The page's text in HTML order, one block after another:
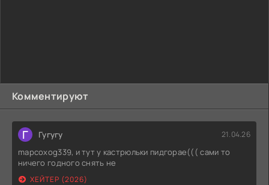
Комментируют
Г Гугугу 21.04.26
mapcoxog339, и тут у кастрюльки пидгорае((( сами то
ничего годного снять не
ХЕЙТЕР (2026)